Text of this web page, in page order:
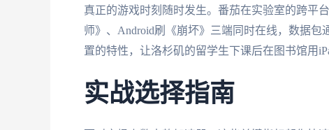
真正的游戏时刻随时发生。番茄在实验室的跨平
师》、Android刷《崩坏》三端同时在线，数据
置的特性，让洛杉矶的留学生下课后在图书馆用
实战选择指南